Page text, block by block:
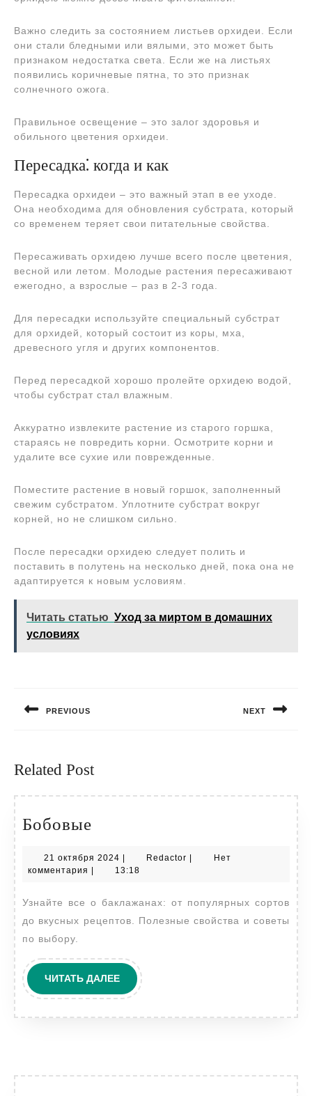
Важно следить за состоянием листьев орхидеи. Если
они стали бледными или вялыми, это может быть
признаком недостатка света. Если же на листьях
появились коричневые пятна, то это признак
солнечного ожога.
Правильное освещение – это залог здоровья и
обильного цветения орхидеи.
Пересадка⁚ когда и как
Пересадка орхидеи – это важный этап в ее уходе.
Она необходима для обновления субстрата, который
со временем теряет свои питательные свойства.
Пересаживать орхидею лучше всего после цветения,
весной или летом. Молодые растения пересаживают
ежегодно, а взрослые – раз в 2-3 года.
Для пересадки используйте специальный субстрат
для орхидей, который состоит из коры, мха,
древесного угля и других компонентов.
Перед пересадкой хорошо пролейте орхидею водой,
чтобы субстрат стал влажным.
Аккуратно извлеките растение из старого горшка,
стараясь не повредить корни. Осмотрите корни и
удалите все сухие или поврежденные.
Поместите растение в новый горшок, заполненный
свежим субстратом. Уплотните субстрат вокруг
корней, но не слишком сильно.
После пересадки орхидею следует полить и
поставить в полутень на несколько дней, пока она не
адаптируется к новым условиям.
Читать статью Уход за миртом в домашних
условиях
записям
PREVIOUS NEXT
Related Post
Бобовые
21 октября 2024 21
октября
Redactor Redactor
Нет
комментария
13:18
Узнайте все о баклажанах: от популярных сортов
до вкусных рецептов. Полезные свойства и советы
по выбору.
ЧИТАТЬ ДАЛЕЕЧИТАТЬ
ДАЛЕЕ